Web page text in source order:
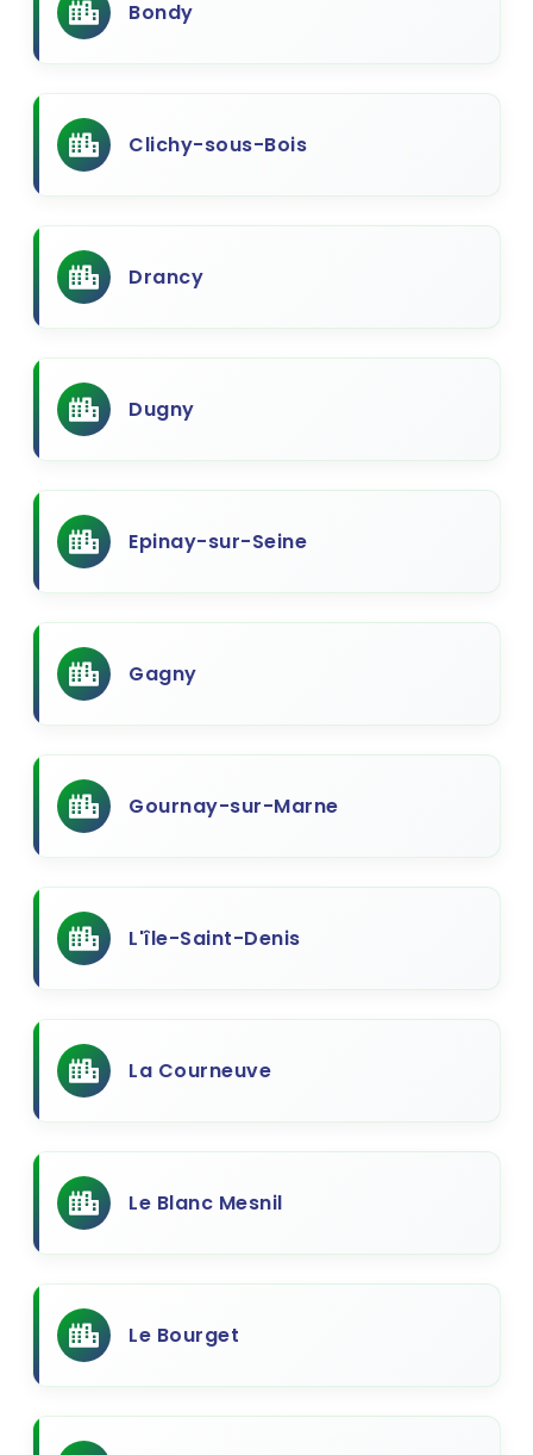
Bondy
Clichy-sous-Bois
Drancy
Dugny
Epinay-sur-Seine
Gagny
Gournay-sur-Marne
L'île-Saint-Denis
La Courneuve
Le Blanc Mesnil
Le Bourget